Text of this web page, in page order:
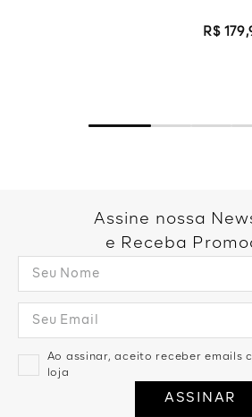
R$ 179,
Assine nossa
e Receba
Ao assinar, aceito receber emails
loja
ASSINAR